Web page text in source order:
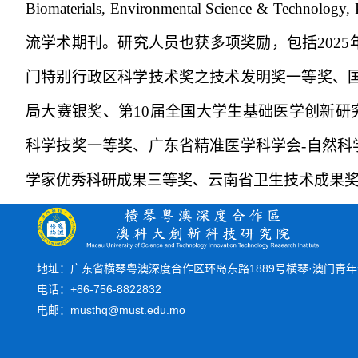
Biomaterials, Environmental Science &
流学术期刊。研究人员也获多项奖励，包括2025
门特别行政区科学技术奖之技术发明奖一等奖、
局大赛银奖、第10届全国大学生基础医学创新研
科学技奖一等奖、广东省精准医学科学会-自然
学家优秀科研成果三等奖、云南省卫生技术成果
地址：广东省横琴粤澳深度合作区环岛东路1889号横琴·澳门青
电话：+86-756-8822832
电邮：musthq@must.edu.mo